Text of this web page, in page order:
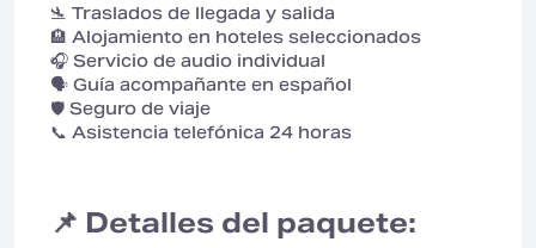
🛬 Traslados de llegada y salida
🏨 Alojamiento en hoteles seleccionados
🎧 Servicio de audio individual
🗣️ Guía acompañante en español
🛡️ Seguro de viaje
📞 Asistencia telefónica 24 horas
📌 Detalles del paquete: